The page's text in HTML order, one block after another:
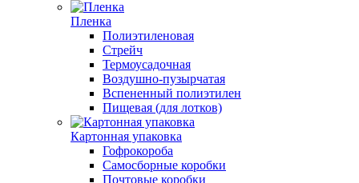
Пленка
Полиэтиленовая
Стрейч
Термоусадочная
Воздушно-пузырчатая
Вспененный полиэтилен
Пищевая (для лотков)
Картонная упаковка
Гофрокороба
Самосборные коробки
Почтовые коробки